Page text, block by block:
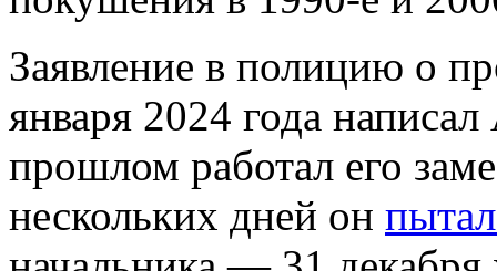
Заявление в полицию о
января 2024 года
прошлом работал его
нескольких дней он